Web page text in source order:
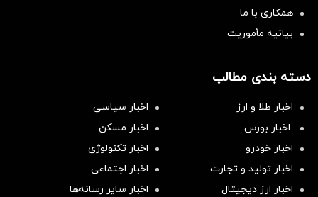
همکاری با ما
بیانیه مأموریت
دسته بندی مطالب
اخبار طلا و ارز
اخبار سیاسی
اخبار بورس
اخبار مسکن
اخبار خودرو
اخبار تکنولوژی
اخبار تولید و تجارت
اخبار اجتماعی
اخبار ارز دیجیتال
اخبار سایر رسانه‌‌ها